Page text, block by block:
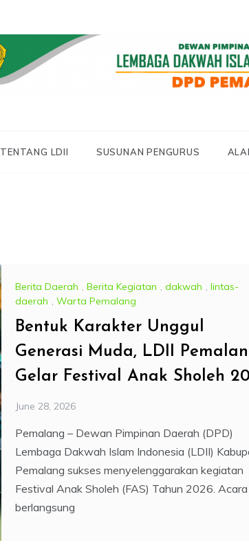
TENTANG LDII SUSUNAN PENGURUS
Berita Daerah , Berita Kegiatan , dakwah , lintas-
daerah , Warta Pemalang
Bentuk Karakter Unggul
Generasi Muda, LDII
Gelar Festival Anak Sholeh
June 28, 2026
Pemalang – Dewan Pimpinan Daerah (DPD)
Lembaga Dakwah Islam Indonesia (LDII)
Pemalang sukses menyelenggarakan kegiatan
Festival Anak Sholeh (FAS) Tahun 2026.
berlangsung